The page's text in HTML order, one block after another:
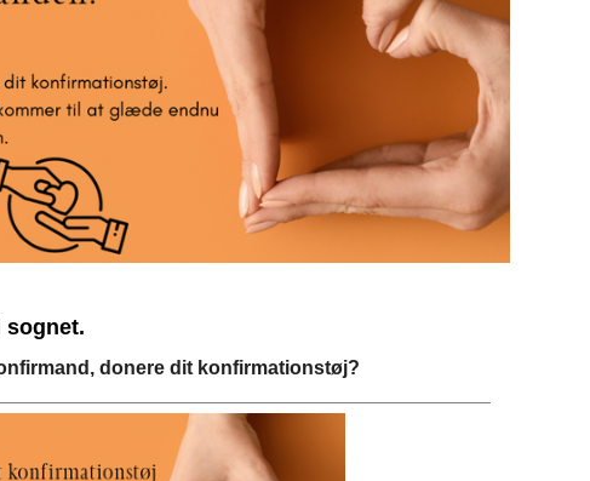
donere dit konfirmationstøj?